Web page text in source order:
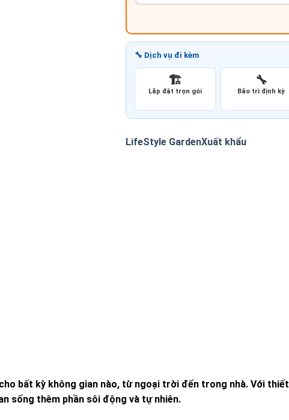
🔧 Dịch vụ đi kèm
🏗️
Lắp đặt trọn gói
🔧
Bảo trì định kỳ
LifeStyle GardenXuất khẩu
bất kỳ không gian nào, từ ngoại trời đến trong nhà. Với thiết
sống thêm phần sôi động và tự nhiên.